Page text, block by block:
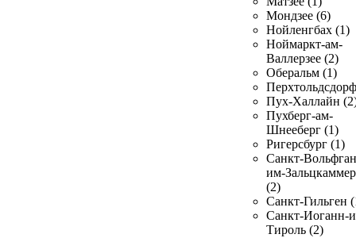
Мондзее (6)
Нойленгбах (1)
Ноймаркт-ам-
Валлерзее (2)
Оберальм (1)
Пух-Халлайн
Пухберг-ам-
Шнееберг (1)
Ригерсбург (1)
Санкт-
им-
(2)
Санкт-Гильген
Санкт-Иоганн-
Тироль (2)